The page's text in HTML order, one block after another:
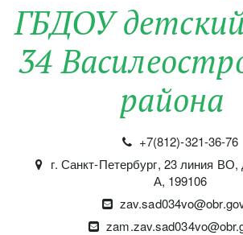
ГБДОУ
34
района
+7(812)-321-36-76
г. Санкт-Петербург, 23 линия ВО,
А, 199106